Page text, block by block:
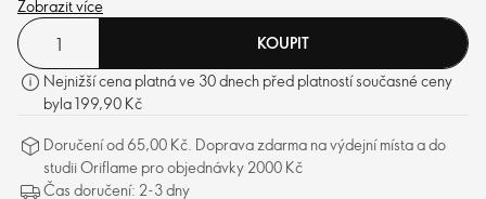
Zobrazit více
KOUPIT
Nejnižší cena platná ve 30 dnech před platností současné ceny
byla 199,90 Kč
Doručení od 65,00 Kč. Doprava zdarma na výdejní místa a do
studii Oriflame pro objednávky 2000 Kč
Čas doručení: 2-3 dny